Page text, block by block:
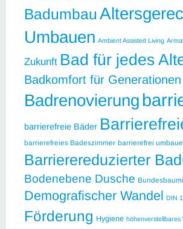
Badumbau
Umbauen Ambient Assisted Living
Zukunft Bad für jedes
Badkomfort für Generationen
Badrenovierung
barrierefreie Bäder
barrierefreies Badeszimmer barrierefrei
Barrierereduzierter
Bodenebene Dusche
Demografischer Wandel DIN
Förderung Hygiene höhenverstellbares